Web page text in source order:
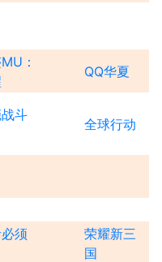
：
QQ华夏
斗
全球行动
须
荣耀新三
国